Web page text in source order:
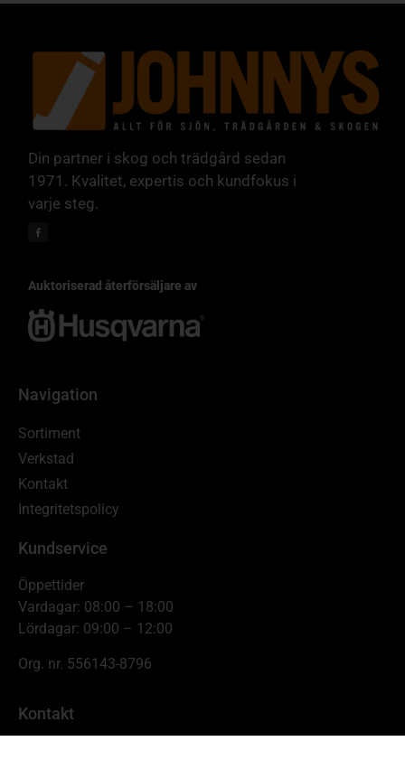
Din partner i skog och trädgård sedan
1971. Kvalitet, expertis och kundfokus i
varje steg.
Auktoriserad återförsäljare av
Navigation
Sortiment
Verkstad
Kontakt
Integritetspolicy
Kundservice
Öppettider
Vardagar: 08:00 – 18:00
Lördagar: 09:00 – 12:00
Org. nr. 556143-8796
Kontakt